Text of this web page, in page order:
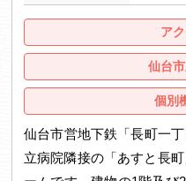
ア
仙台
個別
仙台市営地下鉄「長町一
立病院隣接の「あすと長